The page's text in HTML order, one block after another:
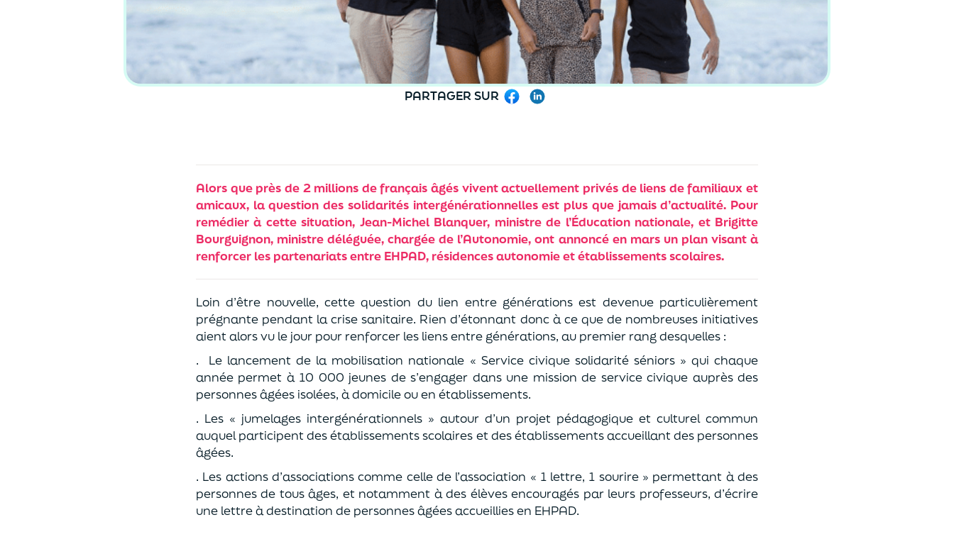
PARTAGER SUR Facebook
Alors que près de 2 millions de français âgés vivent actuellement privés de liens de familiaux et
amicaux, la question des solidarités intergénérationnelles est plus que jamais d’actualité. Pour
remédier à cette situation, Jean-Michel Blanquer, ministre de l’Éducation nationale, et Brigitte
Bourguignon, ministre déléguée, chargée de l’Autonomie, ont annoncé en mars un plan visant à
renforcer les partenariats entre EHPAD, résidences autonomie et établissements scolaires.
Loin d’être nouvelle, cette question du lien entre générations est devenue particulièrement
prégnante pendant la crise sanitaire. Rien d’étonnant donc à ce que de nombreuses initiatives
aient alors vu le jour pour renforcer les liens entre générations, au premier rang desquelles :
.
Le lancement de la mobilisation nationale « Service civique solidarité séniors » qui chaque
année permet à 10 000 jeunes de s’engager dans une mission de service civique auprès des
personnes âgées isolées, à domicile ou en établissements.
. Les « jumelages intergénérationnels » autour d’un projet pédagogique et culturel commun
auquel participent des établissements scolaires et des établissements accueillant des personnes
âgées.
. Les actions d’associations comme celle de l’association « 1 lettre, 1 sourire » permettant à des
personnes de tous âges, et notamment à des élèves encouragés par leurs professeurs, d’écrire
une lettre à destination de personnes âgées accueillies en EHPAD.